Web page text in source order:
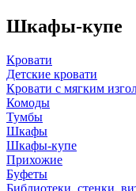
Шкафы-купе
Кровати
Детские кровати
Кровати с мягким
Комоды
Тумбы
Шкафы
Шкафы-купе
Прихожие
Буфеты
Библиотеки, стенки,